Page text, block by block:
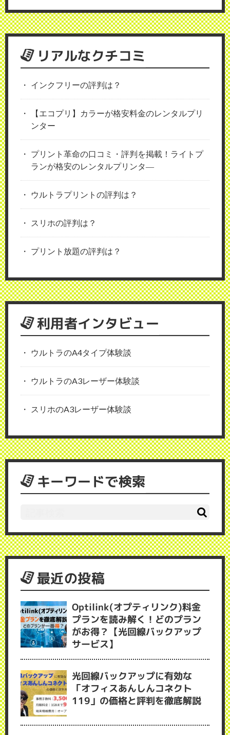
リアルなクチコミ
インクフリーの評判は？
【エコプリ】カラーが格安料金のレンタルプリ
ンター
プリント革命の口コミ・評判を掲載！ライトプ
ランが格安のレンタルプリンタ―
ウルトラプリントの評判は？
スリホの評判は？
プリント放題の評判は？
利用者インタビュー
ウルトラのA4タイプ体験談
ウルトラのA3レーザー体験談
スリホのA3レーザー体験談
キーワードで検索
最近の投稿
Optilink(オプティリンク)料金
プランを読み解く！どのプラン
がお得？【光回線バックアップ
サービス】
光回線バックアップに有効な
「オフィスあんしんコネクト
119」の価格と評判を徹底解説